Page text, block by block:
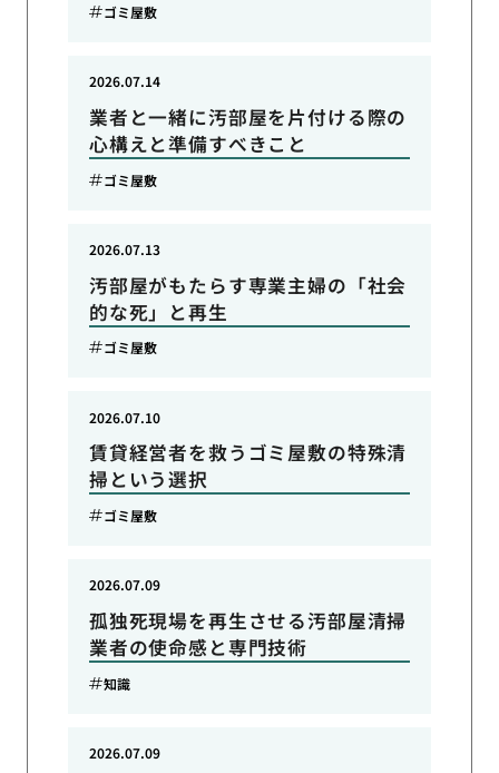
ゴミ屋敷
業者と一緒に汚部屋を片付ける際の
心構えと準備すべきこと
2026.07.14
ゴミ屋敷
汚部屋がもたらす専業主婦の「社会
的な死」と再生
2026.07.13
ゴミ屋敷
賃貸経営者を救うゴミ屋敷の特殊清
掃という選択
2026.07.10
ゴミ屋敷
孤独死現場を再生させる汚部屋清掃
業者の使命感と専門技術
2026.07.09
知識
2026.07.09